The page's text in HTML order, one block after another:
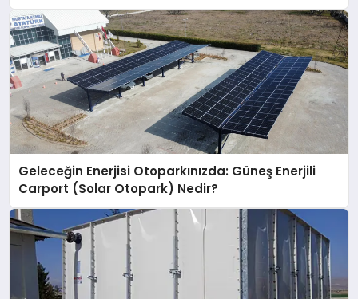
Geleceğin Enerjisi Otoparkınızda: Güneş Enerjili
Carport (Solar Otopark) Nedir?